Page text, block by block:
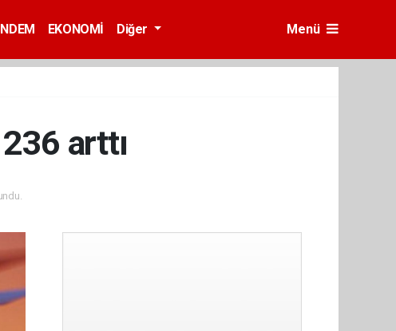
EKONOMİ Diğer Menü
arttı